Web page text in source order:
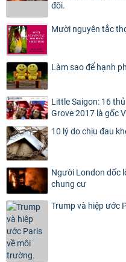
đôi.
Mười nguyên tắc
Làm sao để hạnh
Little Saigon: 16
Grove 2017 là gốc
10 lý do chịu đau
Người London dốc
chung cư
Trump và hiệp ước